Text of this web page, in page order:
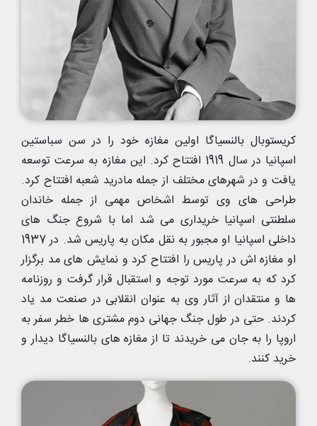
کریستوبال بالنسیاگا اولین مغازه خود را در سن سباستین
اسپانیا در سال 1919 افتتاح کرد. این مغازه به سرعت توسعه
یافت و در شهرهای مختلف از جمله مادرید شعبه افتتاح کرد.
طراحی های وی توسط اشخاص مهمی از جمله خاندان
سلطنتی اسپانیا خریداری می شد اما با شروع جنگ های
داخلی اسپانیا او مجبور به نقل مکان به پاریس شد. در 1937
او مغازه اش در پاریس را افتتاح کرد و نمایش های مد برگزار
کرد که به سرعت مورد توجه و استقبال قرار گرفت و روزنامه
ها و منتقدان از آثار وی به عنوان انقلابی در صنعت مد یاد
کردند. حتی در طول جنگ جهانی دوم مشتری ها خطر سفر به
اروپا را به جان می خریدند تا از مغازه های بالنسیاگا دیدار و
خرید کنند.